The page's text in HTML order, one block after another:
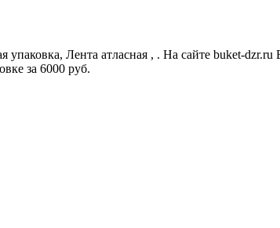
Лента атласная , . На сайте buket-
за 6000 руб.